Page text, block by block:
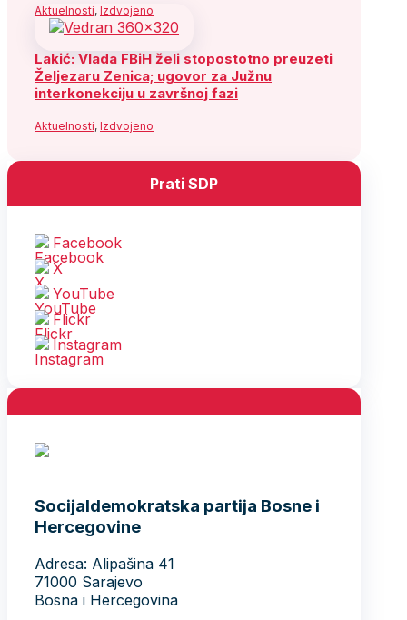
Aktuelnosti, Izdvojeno
Lakić: Vlada FBiH želi stopostotno preuzeti
Željezaru Zenica; ugovor za Južnu
interkonekciju u završnoj fazi
Aktuelnosti, Izdvojeno
Prati SDP
Facebook
X
YouTube
Flickr
Instagram
Socijaldemokratska partija Bosne i
Hercegovine
Adresa: Alipašina 41
71000 Sarajevo
Bosna i Hercegovina